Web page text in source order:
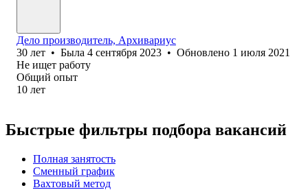
Дело производитель, Архивариус
30 лет • Была 4 сентября 2023 • Обновлено 1 июля 2021
Не ищет работу
Общий опыт
10 лет
Быстрые фильтры подбора вакансий
Полная занятость
Сменный график
Вахтовый метод